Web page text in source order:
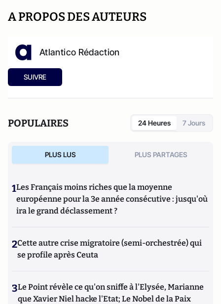
A PROPOS DES AUTEURS
Atlantico Rédaction
SUIVRE
POPULAIRES 24 Heures 7 Jours
PLUS LUS PLUS PARTAGES
1Les Français moins riches que la moyenne
européenne pour la 3e année consécutive : jusqu'où
ira le grand déclassement ?
2Cette autre crise migratoire (semi-orchestrée) qui
se profile après Ceuta
3Le Point révèle ce qu'on sniffe à l'Elysée, Marianne
que Xavier Niel hacke l'Etat; Le Nobel de la Paix